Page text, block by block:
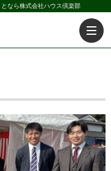
なら株式会社ハウス倶楽部